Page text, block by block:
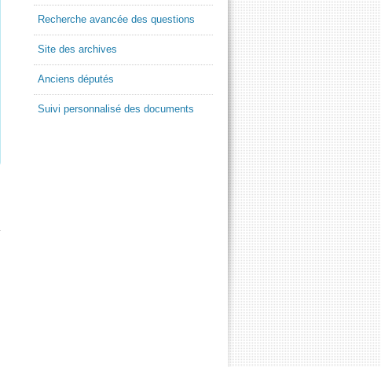
Recherche avancée des questions
Site des archives
Anciens députés
Suivi personnalisé des documents